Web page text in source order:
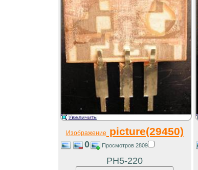
Изображение picture(29450)
0 Просмотров 2809
РН5-220